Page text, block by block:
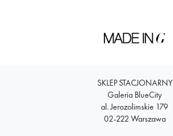
SKLEP STACJONARNY
Galeria BlueCity
al. Jerozolimskie 179
02-222 Warszawa